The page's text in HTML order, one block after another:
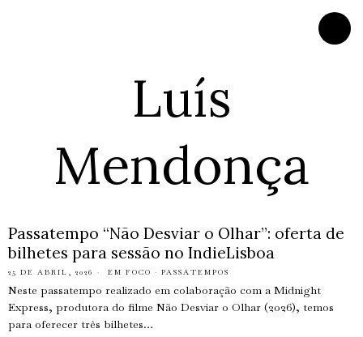
Luís
Mendonça
Passatempo “Não Desviar o Olhar”: oferta de
bilhetes para sessão no IndieLisboa
25 DE ABRIL, 2026 EM FOCO · PASSATEMPOS
Neste passatempo realizado em colaboração com a Midnight
Express, produtora do filme Não Desviar o Olhar (2026), temos
para oferecer três bilhetes…